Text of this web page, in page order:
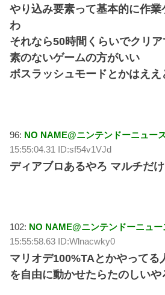
やり込み要素って基本的に作
わ
それなら50時間くらいでクリ
素のないゲームの方がいい
ボスラッシュモードとかはええ
96: NO NAME@ニンテンドーニュー
15:55:04.31 ID:sf54v1VJd
ディアブロあるやろ マルチだ
102: NO NAME@ニンテンドーニュー
15:55:58.63 ID:Wlnacwky0
マリオデ100%TAとかやってる
を自由に動かせたらたのしいや